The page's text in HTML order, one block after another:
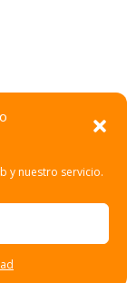
y nuestro servicio.
Reservados.